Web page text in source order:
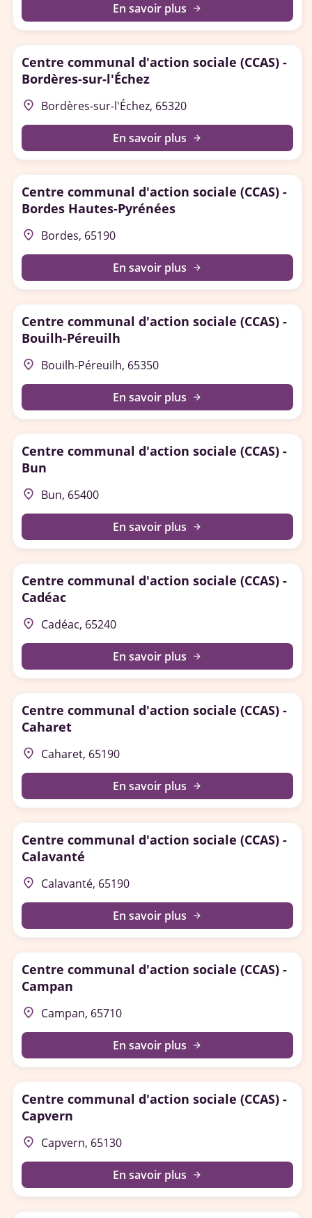
En savoir plus arrow_forward
Centre communal d'action sociale (CCAS) -
Bordères-sur-l'Échez
place Bordères-sur-l'Échez, 65320
En savoir plus arrow_forward
Centre communal d'action sociale (CCAS) -
Bordes Hautes-Pyrénées
place Bordes, 65190
En savoir plus arrow_forward
Centre communal d'action sociale (CCAS) -
Bouilh-Péreuilh
place Bouilh-Péreuilh, 65350
En savoir plus arrow_forward
Centre communal d'action sociale (CCAS) -
Bun
place Bun, 65400
En savoir plus arrow_forward
Centre communal d'action sociale (CCAS) -
Cadéac
place Cadéac, 65240
En savoir plus arrow_forward
Centre communal d'action sociale (CCAS) -
Caharet
place Caharet, 65190
En savoir plus arrow_forward
Centre communal d'action sociale (CCAS) -
Calavanté
place Calavanté, 65190
En savoir plus arrow_forward
Centre communal d'action sociale (CCAS) -
Campan
place Campan, 65710
En savoir plus arrow_forward
Centre communal d'action sociale (CCAS) -
Capvern
place Capvern, 65130
En savoir plus arrow_forward